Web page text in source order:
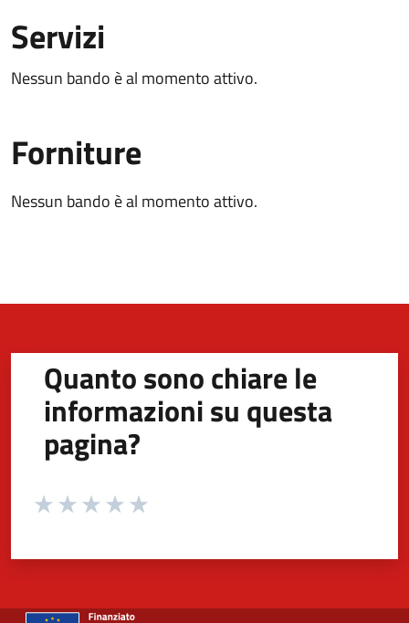
Servizi
Nessun bando è al momento attivo.
Forniture
Nessun bando è al momento attivo.
Quanto sono chiare le
informazioni su questa
pagina?
Valuta da 1 a 5 stelle la pagina